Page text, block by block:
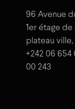
96 Avenue
1er étage
plateau
+242 06 654
00 243